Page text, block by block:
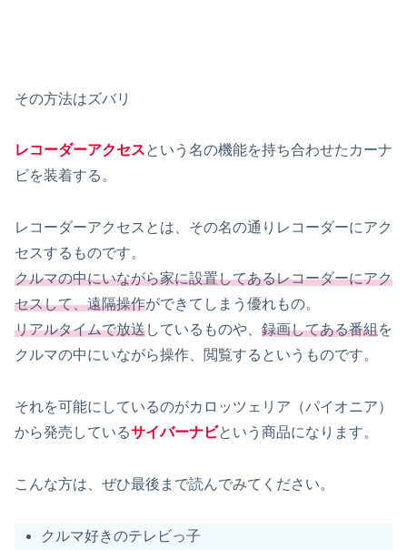
その方法はズバリ
レコーダーアクセスという名の機能を持ち合わせたカーナ
ビを装着する。
レコーダーアクセスとは、その名の通りレコーダーにアク
セスするものです。
クルマの中にいながら家に設置してあるレコーダーにアク
セスして、遠隔操作ができてしまう優れもの。
リアルタイムで放送しているものや、 録画してある番組を
クルマの中にいながら操作、閲覧するというものです。
それを可能にしているのがカロッツェリア（パイオニア）
から発売しているサイバーナビという商品になります。
こんな方は、ぜひ最後まで読んでみてください。
クルマ好きのテレビっ子